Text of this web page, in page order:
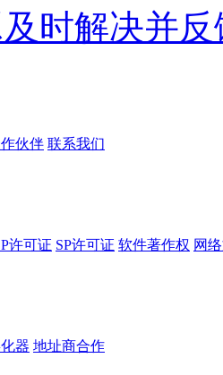
时解决并反
伙伴 联系我们
许可证 SP许可证 软件著作权 网
器 地址商合作